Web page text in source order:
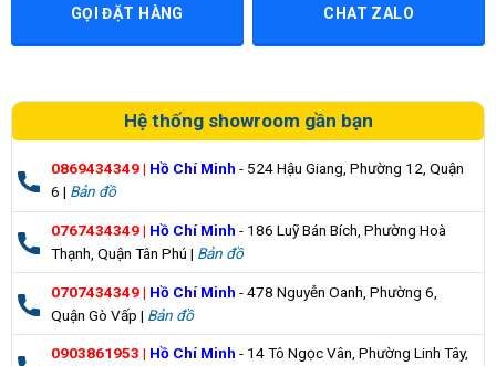
GỌI ĐẶT HÀNG CHAT ZALO
Hệ thống showroom gần bạn
0869434349| Hồ Chí Minh - 524 Hậu Giang, Phường 12, Quận
6 | Bản đồ
0767434349| Hồ Chí Minh - 186 Luỹ Bán Bích, Phường Hoà
Thạnh, Quận Tân Phú | Bản đồ
0707434349| Hồ Chí Minh - 478 Nguyễn Oanh, Phường 6,
Quận Gò Vấp | Bản đồ
0903861953 | Hồ Chí Minh - 14 Tô Ngọc Vân, Phường Linh Tây,